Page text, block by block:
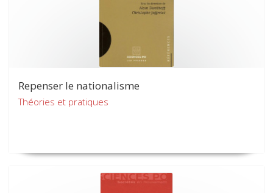
Repenser le nationalisme
Théories et pratiques